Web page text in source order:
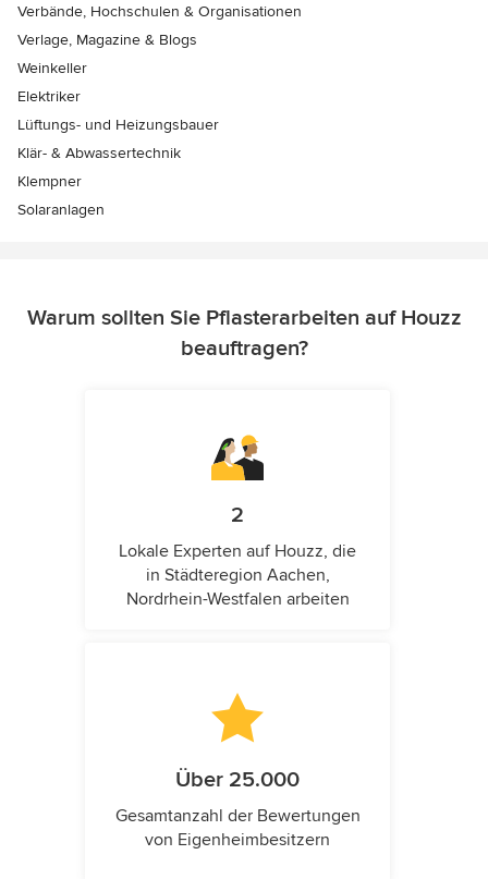
Verbände, Hochschulen & Organisationen
Verlage, Magazine & Blogs
Weinkeller
Elektriker
Lüftungs- und Heizungsbauer
Klär- & Abwassertechnik
Klempner
Solaranlagen
Warum sollten Sie Pflasterarbeiten auf Houzz
beauftragen?
2
Lokale Experten auf Houzz, die
in Städteregion Aachen,
Nordrhein-Westfalen arbeiten
Über 25.000
Gesamtanzahl der Bewertungen
von Eigenheimbesitzern